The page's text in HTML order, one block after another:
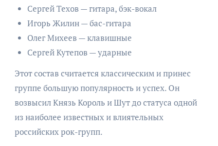
Сергей Техов — гитара, бэк-вокал
Игорь Жилин — бас-гитара
Олег Михеев — клавишные
Сергей Кутепов — ударные
Этот состав считается классическим и принес
группе большую популярность и успех. Он
возвысил Князь Король и Шут до статуса одной
из наиболее известных и влиятельных
российских рок-групп.